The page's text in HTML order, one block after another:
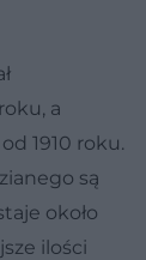
a
1910 roku.
są
około
ilości